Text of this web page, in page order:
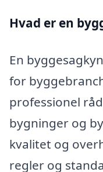
Hvad er en
En
for
professionel
bygninger og
kvalitet og
regler og